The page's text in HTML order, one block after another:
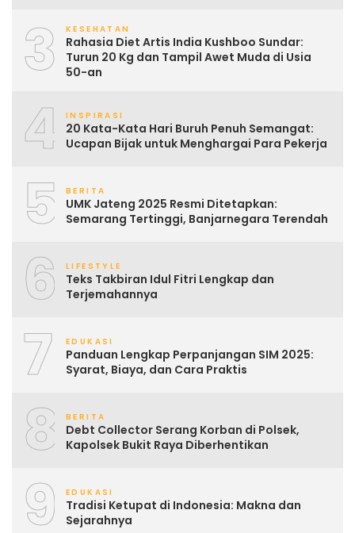
3 KESEHATAN
Rahasia Diet Artis India Kushboo Sundar:
Turun 20 Kg dan Tampil Awet Muda di Usia
50-an
4 INSPIRASI
20 Kata-Kata Hari Buruh Penuh Semangat:
Ucapan Bijak untuk Menghargai Para Pekerja
5 BERITA
UMK Jateng 2025 Resmi Ditetapkan:
Semarang Tertinggi, Banjarnegara Terendah
6 LIFESTYLE
Teks Takbiran Idul Fitri Lengkap dan
Terjemahannya
7 EDUKASI
Panduan Lengkap Perpanjangan SIM 2025:
Syarat, Biaya, dan Cara Praktis
8 BERITA
Debt Collector Serang Korban di Polsek,
Kapolsek Bukit Raya Diberhentikan
9 EDUKASI
Tradisi Ketupat di Indonesia: Makna dan
Sejarahnya